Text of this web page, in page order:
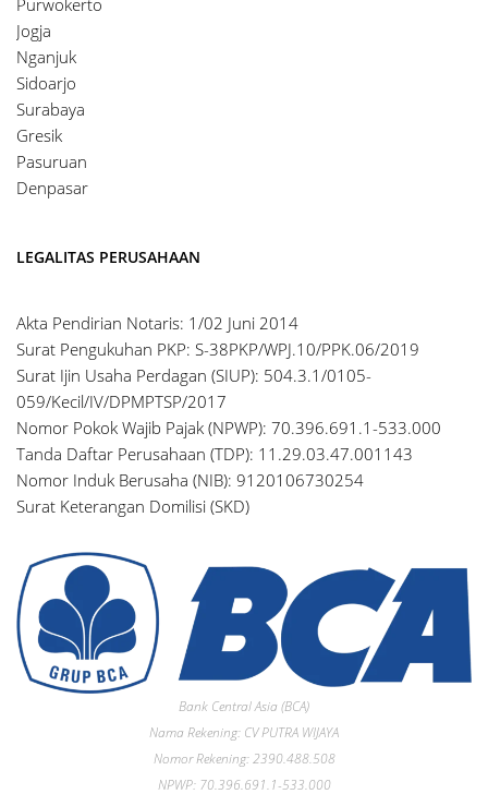
Purwokerto
Jogja
Nganjuk
Sidoarjo
Surabaya
Gresik
Pasuruan
Denpasar
LEGALITAS PERUSAHAAN
Akta Pendirian Notaris: 1/02 Juni 2014
Surat Pengukuhan PKP: S-38PKP/WPJ.10/PPK.06/2019
Surat Ijin Usaha Perdagan (SIUP): 504.3.1/0105-
059/Kecil/IV/DPMPTSP/2017
Nomor Pokok Wajib Pajak (NPWP): 70.396.691.1-533.000
Tanda Daftar Perusahaan (TDP): 11.29.03.47.001143
Nomor Induk Berusaha (NIB): 9120106730254
Surat Keterangan Domilisi (SKD)
Bank Central Asia (BCA)
Nama Rekening: CV PUTRA WIJAYA
Nomor Rekening: 2390.488.508
NPWP: 70.396.691.1-533.000